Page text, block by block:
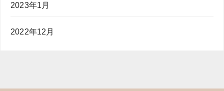
2023年1月
2022年12月